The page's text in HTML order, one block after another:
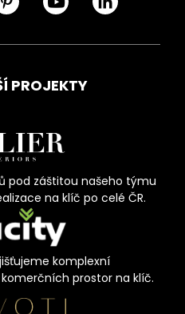
PROJEKTY
pod záštitou našeho týmu
na klíč po celé ČR.
komplexní
prostor na klíč.